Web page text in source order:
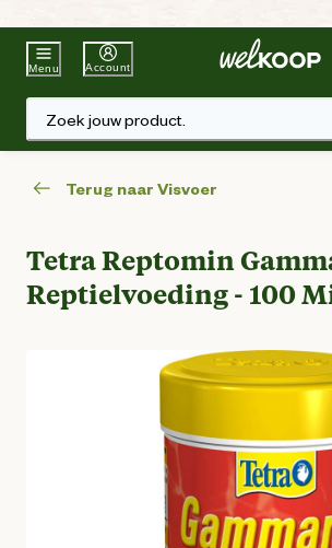
Beste WinkelketenTuin
Menu Account
Zoek jouw product.
Terug naar Visvoer
Tetra Reptomin
Reptielvoeding - 100